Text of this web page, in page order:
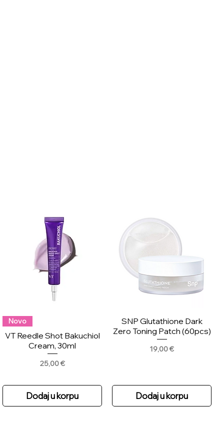
Novo
VT Reedle Shot Bakuchiol
Cream, 30ml
Price
25,00 €
Dodaj u korpu
SNP Glutathione Dark
Zero Toning Patch (60pcs)
Price
19,00 €
Dodaj u korpu